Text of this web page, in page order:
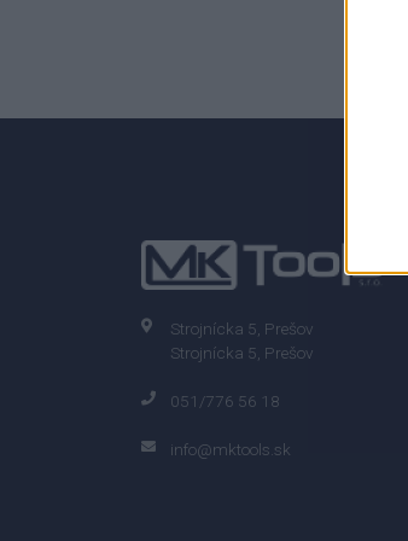
0% zákazníkov
Strojnícka 5, Prešov
Strojnícka 5, Prešov
051/776 56 18
info@mktools.sk